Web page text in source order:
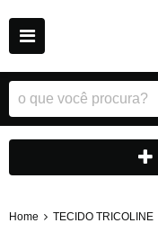
Home
TECIDO TRICOLINE